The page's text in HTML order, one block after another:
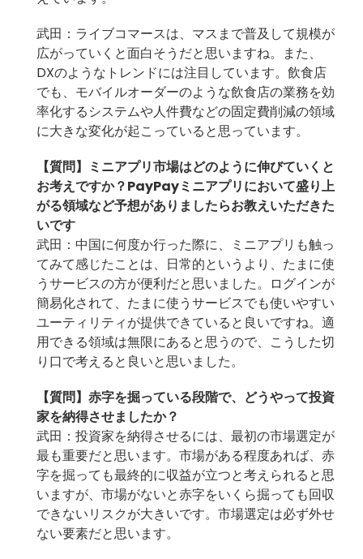
武田：ライブコマースは、マスまで普及して規模が
広がっていくと面白そうだと思いますね。また、
DXのようなトレンドには注目しています。飲食店
でも、モバイルオーダーのような飲食店の業務を効
率化するシステムや人件費などの固定費削減の領域
に大きな変化が起こっていると思っています。
【質問】
ミニアプリ市場はどのように伸びていくと
お考えですか？PayPayミニアプリにおいて盛り上
がる領域など予想がありましたらお教えいただきた
いです
武田：中国に何度か行った際に、ミニアプリも触っ
てみて感じたことは、日常的というより、たまに使
うサービスの方が便利だと思いました。ログインが
簡易化されて、たまに使うサービスでも使いやすい
ユーティリティが提供できていると良いですね。適
用できる領域は無限にあると思うので、こうした切
り口で考えると良いと思いました。
【質問】 赤字を掘っている段階で、どうやって投資
家を納得させましたか？
武田：投資家を納得させるには、最初の市場選定が
最も重要だと思います。市場がある程度あれば、赤
字を掘っても最終的に収益が立つと考えられると思
いますが、市場がないと赤字をいくら掘っても回収
できないリスクが大きいです。市場選定は必ず外せ
ない要素だと思います。